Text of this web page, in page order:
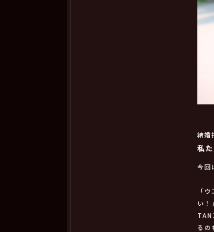
結婚
私
今回
「
い！
るの